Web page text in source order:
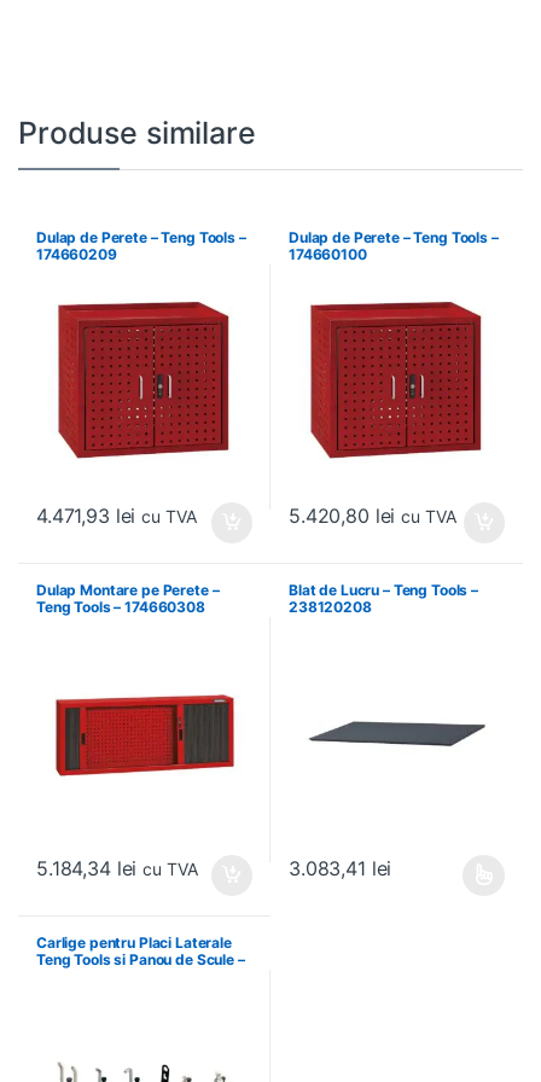
Produse similare
Dulap de Perete – Teng Tools –
174660209
4.471,93 lei cu TVA
Dulap de Perete – Teng Tools –
174660100
5.420,80 lei cu TVA
Dulap Montare pe Perete –
Teng Tools – 174660308
5.184,34 lei cu TVA
Blat de Lucru – Teng Tools –
238120208
3.083,41 lei
Carlige pentru Placi Laterale
Teng Tools si Panou de Scule –